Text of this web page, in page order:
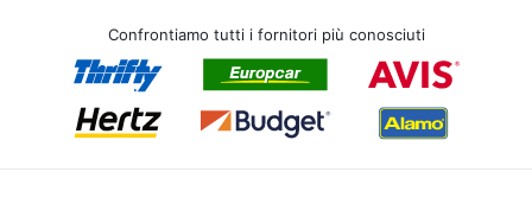
Confrontiamo tutti i fornitori più conosciuti